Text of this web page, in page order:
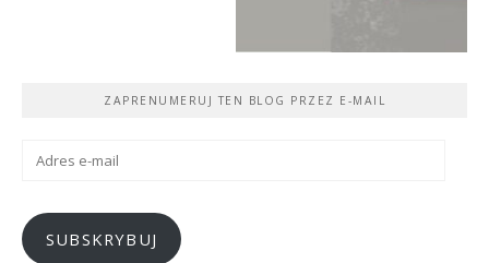
ZAPRENUMERUJ TEN BLOG PRZEZ E-MAIL
Adres
SUBSKRYBUJ